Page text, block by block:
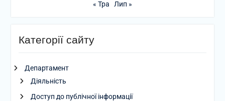
« Тра Лип »
Категорії сайту
Департамент
Діяльність
Доступ до публічної інформації